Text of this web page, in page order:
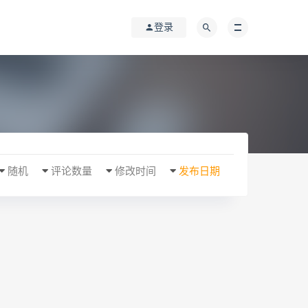
登录
发布日期
修改时间
评论数量
随机